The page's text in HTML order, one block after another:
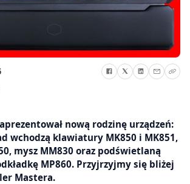
nową rodzinę urządzeń:
wchodzą klawiatury MK850 i MK851,
mysz MM830 oraz podświetlaną
MP860. Przyjrzyjmy się bliżej
Mastera.